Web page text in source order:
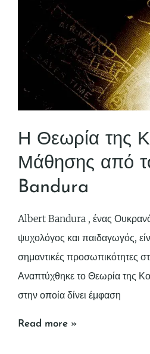
Η Θεωρία της
Μάθησης από
Bandura
Albert Bandura , ένας
ψυχολόγος και παιδαγωγός,
σημαντικές προσωπικότητες
Αναπτύχθηκε το Θεωρία της
στην οποία δίνει έμφαση
Read more »